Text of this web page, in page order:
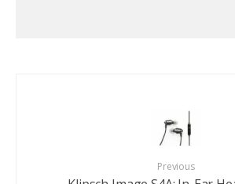
Previous